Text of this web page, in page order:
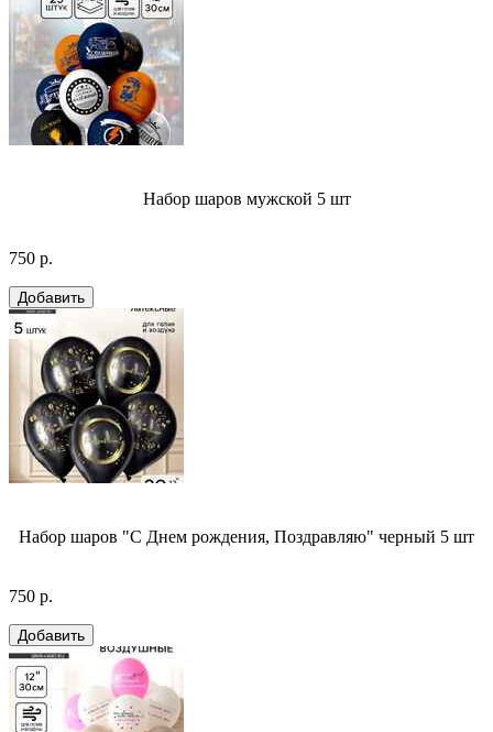
Набор шаров мужской 5 шт
750 р.
Набор шаров "С Днем рождения, Поздравляю" черный 5 шт
750 р.